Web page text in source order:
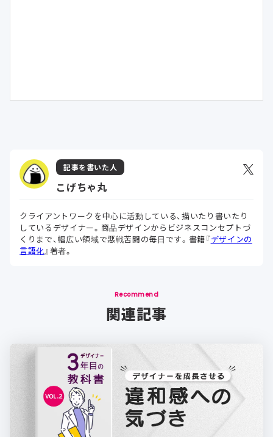
記事を書いた人
こげちゃ丸
クライアントワークを中心に活動している、描いたり書いたり
しているデザイナー。商品デザインからビジネスコンセプトづ
くりまで、幅広い領域で悪戦苦闘の毎日です。書籍『デザインの
言語化』著者。
Recommend
関連記事